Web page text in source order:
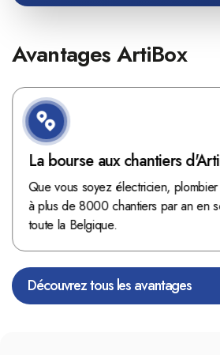
Avantages ArtiBox
La bourse aux chantiers
véritable mine d'or !
Que vous soyez électricien,
à plus de 8000 chantiers par an en
toute la Belgique.
Découvrez tous les avantages